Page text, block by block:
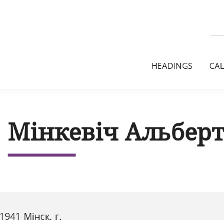
HEADINGS
Мінкевіч
Мінск, г.